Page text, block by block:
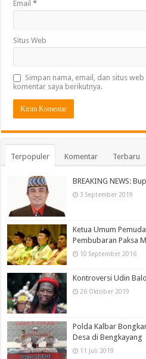
Email*
Situs Web
Simpan nama, email, dan situs
komentar saya berikutnya.
Terpopuler Komentar Terbaru
BREAKING NEWS:
3 September 2019
Ketua Umum
Pembubaran Paksa
10 September 2016
Kontroversi Udin
26 Oktober 2019
Polda Kalbar
Desa di Bengkayang
11 Juli 2019